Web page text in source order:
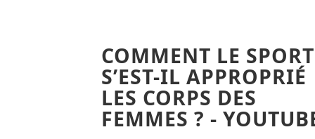
COMMENT LE SPORT
S’EST-IL APPROPRIÉ
LES CORPS DES
FEMMES ? -